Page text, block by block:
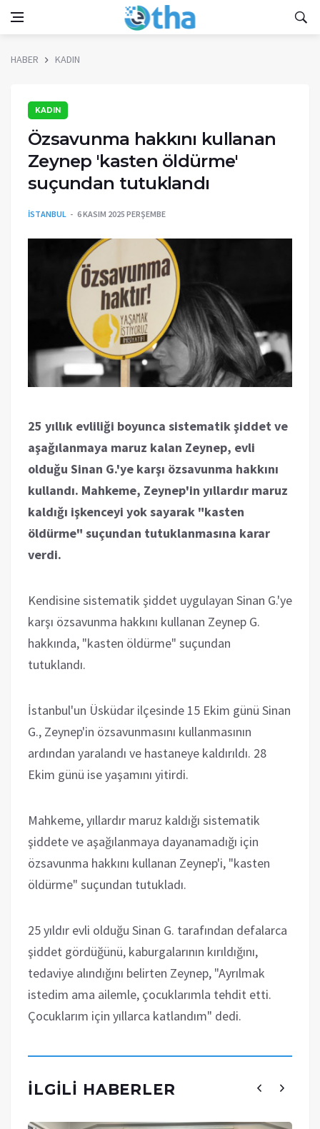
HABER KADIN
KADIN
Özsavunma hakkını kullanan
Zeynep 'kasten öldürme'
suçundan tutuklandı
İSTANBUL 6 KASIM 2025 PERŞEMBE
25 yıllık evliliği boyunca sistematik şiddet ve
aşağılanmaya maruz kalan Zeynep, evli
olduğu Sinan G.'ye karşı özsavunma hakkını
kullandı. Mahkeme, Zeynep'in yıllardır maruz
kaldığı işkenceyi yok sayarak "kasten
öldürme" suçundan tutuklanmasına karar
verdi.
Kendisine sistematik şiddet uygulayan Sinan G.'ye
karşı özsavunma hakkını kullanan Zeynep G.
hakkında, "kasten öldürme" suçundan
tutuklandı.
İstanbul'un Üsküdar ilçesinde 15 Ekim günü Sinan
G., Zeynep'in özsavunmasını kullanmasının
ardından yaralandı ve hastaneye kaldırıldı. 28
Ekim günü ise yaşamını yitirdi.
Mahkeme, yıllardır maruz kaldığı sistematik
şiddete ve aşağılanmaya dayanamadığı için
özsavunma hakkını kullanan Zeynep'i, "kasten
öldürme" suçundan tutukladı.
25 yıldır evli olduğu Sinan G. tarafından defalarca
şiddet gördüğünü, kaburgalarının kırıldığını,
tedaviye alındığını belirten Zeynep, "Ayrılmak
istedim ama ailemle, çocuklarımla tehdit etti.
Çocuklarım için yıllarca katlandım" dedi.
İLGILI HABERLER